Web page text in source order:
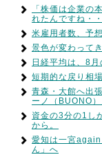
「株価は企業の
れたんですね・・
米雇用者数、予
景色が変わって
日経平均は、8
短期的な戻り相
青森・大館へ出
ーノ（BUONO
資金の3分の1し
から。
愛知は一宮again
ん」へ